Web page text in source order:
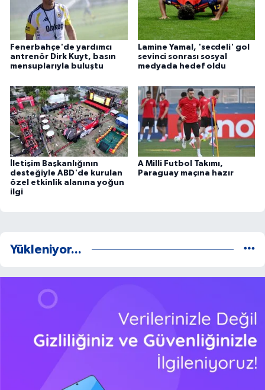
Fenerbahçe'de yardımcı
antrenör Dirk Kuyt, basın
mensuplarıyla buluştu
Lamine Yamal, 'secdeli' gol
sevinci sonrası sosyal
medyada hedef oldu
İletişim Başkanlığının
desteğiyle ABD'de kurulan
özel etkinlik alanına yoğun
ilgi
A Milli Futbol Takımı,
Paraguay maçına hazır
Yükleniyor...